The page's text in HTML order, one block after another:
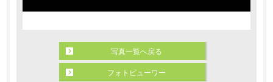
写真一覧へ戻る
フォトビューワー